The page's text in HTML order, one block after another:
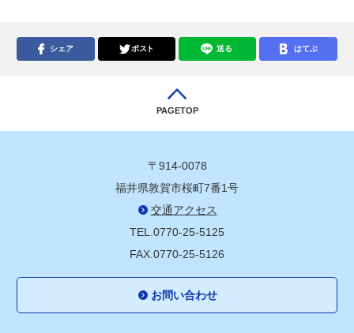
シェア ポスト 送る はてぶ
PAGETOP
〒914-0078
福井県敦賀市桜町7番1号
交通アクセス
TEL.0770-25-5125
FAX.0770-25-5126
お問い合わせ